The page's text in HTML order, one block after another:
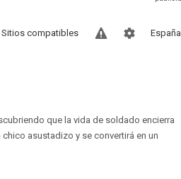
España
Sitios compatibles
que la vida de soldado encierra
asustadizo y se convertirá en un